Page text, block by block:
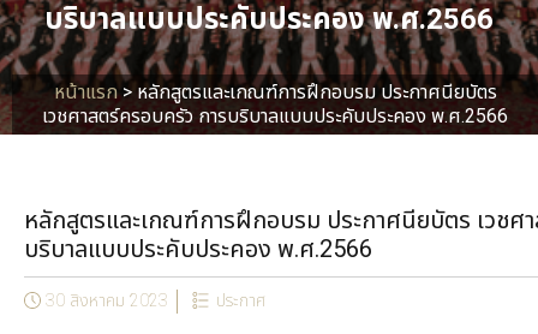
บริบาลแบบประคับประคอง พ.ศ.2566
หน้าแรก> หลักสูตรและเกณฑ์การฝึกอบรม ประกาศนียบัตร
เวชศาสตร์ครอบครัว การบริบาลแบบประคับประคอง พ.ศ.2566
หลักสูตรและเกณฑ์การฝึกอบรม ประกาศนียบัตร เวชศ
บริบาลแบบประคับประคอง พ.ศ.2566
30 สิงหาคม 2023 ประกาศ